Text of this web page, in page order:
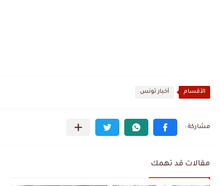
الأقسام أخبار تونس
مقالات قد تهمك